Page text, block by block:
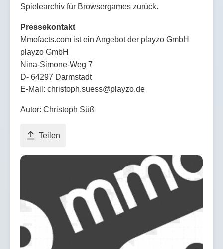
Spielearchiv für Browsergames zurück.
Pressekontakt
Mmofacts.com ist ein Angebot der playzo GmbH
playzo GmbH
Nina-Simone-Weg 7
D- 64297 Darmstadt
E-Mail: christoph.suess@playzo.de
Autor: Christoph Süß
Teilen